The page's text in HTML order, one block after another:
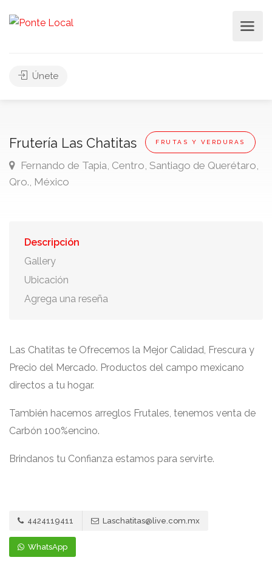
Únete
Frutería Las Chatitas FRUTAS Y VERDURAS
Fernando de Tapia, Centro, Santiago de Querétaro,
Qro., México
Descripción
Gallery
Ubicación
Agrega una reseña
Las Chatitas te Ofrecemos la Mejor Calidad, Frescura y
Precio del Mercado. Productos del campo mexicano
directos a tu hogar.
También hacemos arreglos Frutales, tenemos venta de
Carbón 100%encino.
Brindanos tu Confianza estamos para servirte.
4424119411 Laschatitas@live.com.mx
WhatsApp